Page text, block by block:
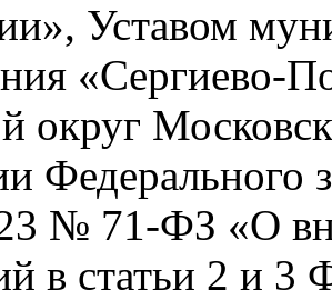
Уставом
«Сергиево-
округ
Федерального
№ 71-ФЗ «О
в статьи 2 и 3